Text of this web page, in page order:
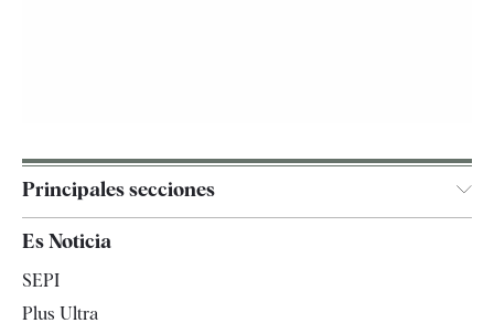
Principales secciones
España
Es Noticia
SEPI
Plus Ultra